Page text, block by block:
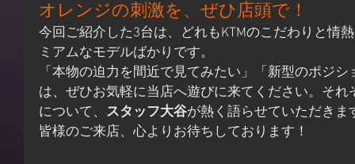
オレンジの刺激を、ぜひ店頭で！
今回ご紹介した3台は、どれもKTMのこだわりと情
ミアムなモデルばかりです。
「本物の迫力を間近で見てみたい」「新型のポジ
は、ぜひお気軽に当店へ遊びに来てください。そ
について、 スタッフ大谷が熱く語らせていただきま
皆様のご来店、心よりお待ちしております！